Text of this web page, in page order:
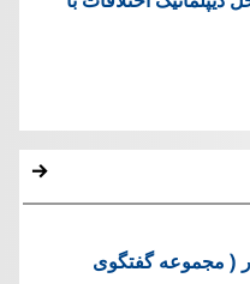
( مجموعه گفتگوی